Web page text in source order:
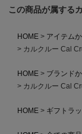
この商品が属する
HOME アイテム
カルクルー Cal
HOME ブランド
カルクルー Cal
HOME ギフトラ